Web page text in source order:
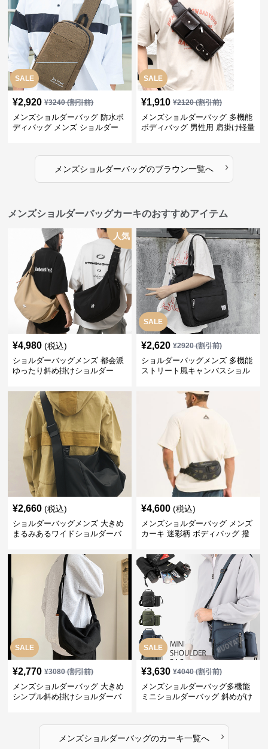
SALE
¥2,920 ¥3240(割引前)
メンズショルダーバッグ 防水ボ
ディバッグ メンズ ショルダー
SALE
¥1,910 ¥2120(割引前)
メンズショルダーバッグ 多機能
ボディバッグ 男性用 肩掛け軽量
メンズショルダーバッグのブラウン一覧へ ›
メンズショルダーバッグカーキのおすすめアイテム
人気
¥4,980 (税込)
ショルダーバッグメンズ 都会派
ゆったり斜め掛けショルダー
SALE
¥2,620 ¥2920(割引前)
ショルダーバッグメンズ 多機能
ストリート風キャンバスショル
¥2,660 (税込)
ショルダーバッグメンズ 大きめ
まるみあるワイドショルダーバ
¥4,600 (税込)
メンズショルダーバッグ メンズ
カーキ 迷彩柄 ボディバッグ 撥
SALE
¥2,770 ¥3080(割引前)
メンズショルダーバッグ 大きめ
シンプル斜め掛けショルダーバ
SALE
¥3,630 ¥4040(割引前)
メンズショルダーバッグ多機能
ミニショルダーバッグ 斜めがけ
メンズショルダーバッグのカーキ一覧へ ›